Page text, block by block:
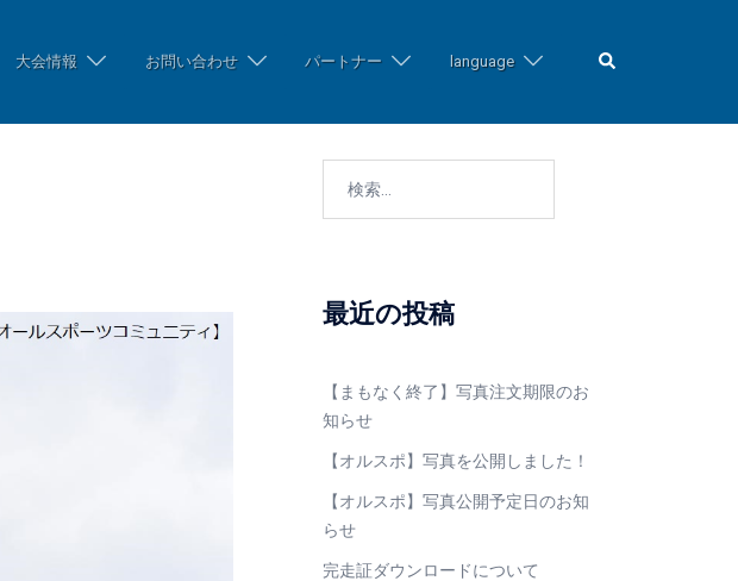
大会情報 お問い合わせ パートナー language
検
最近の投稿
【まもなく終了】写真注文期限のお
知らせ
【オルスポ】写真を公開しました！
【オルスポ】写真公開予定日のお知
らせ
完走証ダウンロードについて